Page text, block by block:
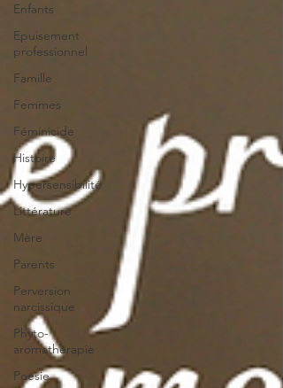
Enfants
Epuisement
professionnel
Famille
Femmes
Féminicide
Histoire
Hypersensibilité
Littérature
Mère
Parents
Perversion
narcissique
Phyto-
aromathérapie
Poésie